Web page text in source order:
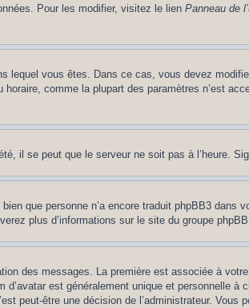
Pour les modifier, visitez le lien Panneau de
lequel vous êtes. Dans ce cas, vous devez
comme la plupart des paramètres n’est
il se peut que le serveur ne soit pas à l’heure.
que personne n’a encore traduit phpBB3
plus d’informations sur le site du groupe
des messages. La première est associée à
est généralement unique et personnelle à
peut-être une décision de l’administrateur. Vous